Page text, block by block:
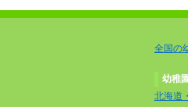
全国の
幼稚
北海道